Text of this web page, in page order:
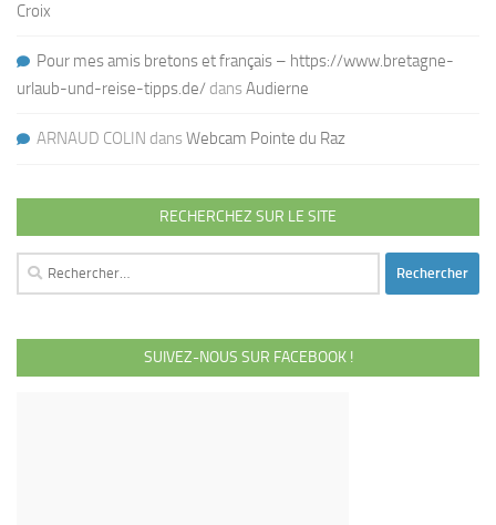
Croix
Pour mes amis bretons et français – https://www.bretagne-
urlaub-und-reise-tipps.de/ dans Audierne
ARNAUD COLIN dans Webcam Pointe du Raz
RECHERCHEZ SUR LE SITE
Rechercher :
SUIVEZ-NOUS SUR FACEBOOK !